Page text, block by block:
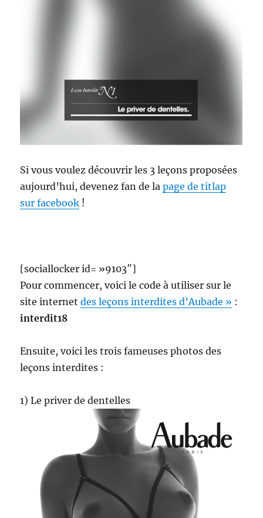
Si vous voulez découvrir les 3 leçons proposées
aujourd’hui, devenez fan de lapage de titlap
sur facebook !
[sociallocker id= »9103″]
Pour commencer, voici le code à utiliser sur le
site internetdes leçons interdites d’Aubade » :
interdit18
Ensuite, voici les trois fameuses photos des
leçons interdites :
1) Le priver de dentelles